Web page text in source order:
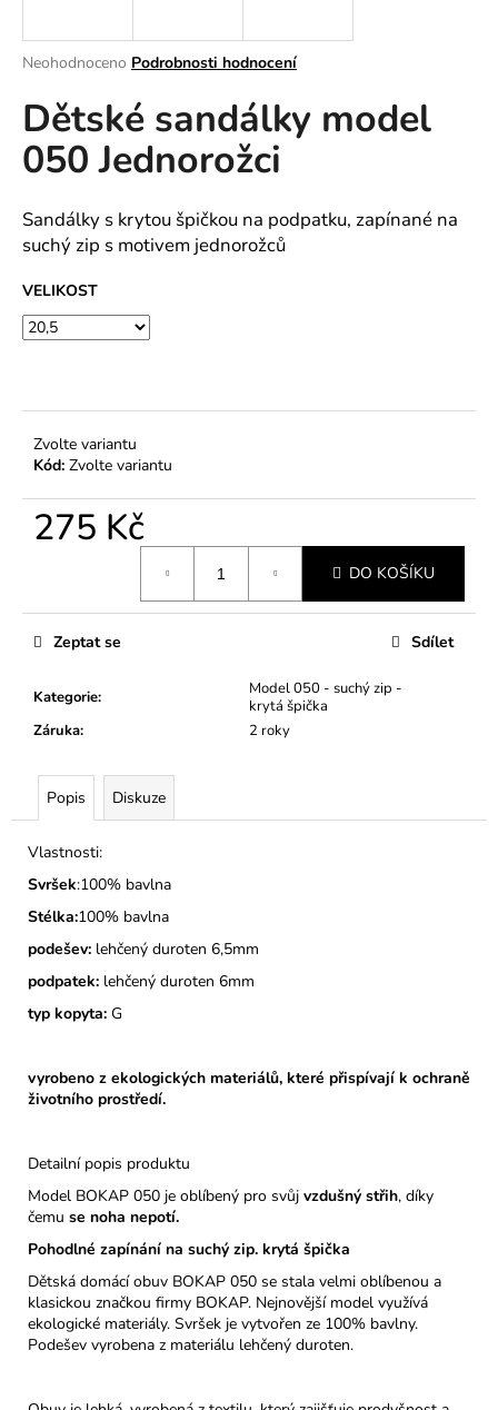
Průměrné
produktu
je
0,0
z
hvězdiček.
Neohodnoceno Podrobnosti hodnocení
Dětské sandálky model
050 Jednorožci
Sandálky s krytou špičkou na podpatku, zapínané na
suchý zip s motivem jednorožců
VELIKOST
Zvolte variantu
Kód: Zvolte variantu
275 Kč
DO KOŠÍKU
Kategorie:
Model 050 - suchý zip -
krytá špička
Záruka: 2 roky
Zeptat se Sdílet
Popis Diskuze
Vlastnosti:
Svršek:100% bavlna
Stélka:100% bavlna
podešev: lehčený duroten 6,5mm
podpatek: lehčený duroten 6mm
typ kopyta: G
vyrobeno z ekologických materiálů, které přispívají k ochraně
životního prostředí.
Detailní popis produktu
Model BOKAP 050 je oblíbený pro svůj vzdušný střih, díky
čemu se noha nepotí.
Pohodlné zapínání na suchý zip. krytá špička
Dětská domácí obuv BOKAP 050 se stala velmi oblíbenou a
klasickou značkou firmy BOKAP. Nejnovější model využívá
ekologické materiály. Svršek je vytvořen ze 100% bavlny.
Podešev vyrobena z materiálu lehčený duroten.
j
t
?
HLEDAT
p
u
č
e
DĚTSKÉ
BAČKORY
MODEL
PUNTÍKY
RŮŽOVÉ
275